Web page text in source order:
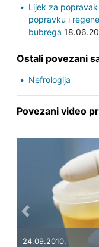
Lijek za
popravku i
bubrega
Ostali povezani
Nefrologija
Povezani video
24.09.2010.
Previous